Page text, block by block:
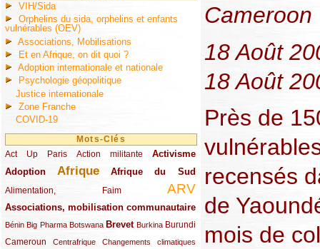
VIH/Sida
Orphelins du sida, orphelins et enfants
vulnérables (OEV)
Associations, Mobilisations
Et en Afrique, on dit quoi ?
Adoption internationale et nationale
Psychologie géopolitique
Justice internationale
Zone Franche
COVID-19
Mots-Clés
Act Up Paris
(49/289) Action militante
(32/289) Activisme
(73/289)
Adoption
(82/289) Afrique
(161/289) Afrique du Sud
(73/289)
Alimentation, Faim
(48/289) ARV
(203/289)
Associations, mobilisation communautaire
(65/289)
Bénin
(13/289)Big Pharma
(16/289) Botswana
(9/289) Brevet
(83/289) Burkina
(18/289) Burundi
(30/289)
Cameroun
(47/289) Centrafrique
(23/289) Changements climatiques
(10/289)
Cameroon
18 Août
18 Août
Près de
recensés
de
mois de